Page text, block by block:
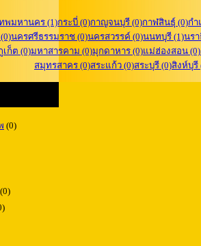
พมหานคร (1)กระบี่ (0)กาญจนบุรี (0)กาฬสินธุ์ (0)กำ
นครศรีธรรมราช (0)นครสวรรค์ (0)นนทบุรี (1)นรา
เก็ต (0)มหาสารคาม (0)มุกดาหาร (0)แม่ฮ่องสอน (0)
สมุทรสาคร (0)สระแก้ว (0)สระบุรี (0)สิงห์บุรี
(0)
(0)